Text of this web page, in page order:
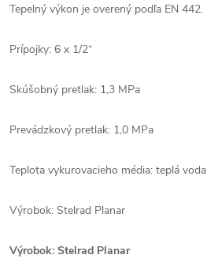
Tepelný výkon je overený podľa EN 442.
Prípojky: 6 x 1/2“
Skúšobný pretlak: 1,3 MPa
Prevádzkový pretlak: 1,0 MPa
Teplota vykurovacieho média: teplá
Výrobok: Stelrad Planar
Výrobok: Stelrad Planar